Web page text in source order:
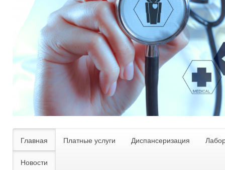
Главная Платные услуги Диспансеризация
Новости